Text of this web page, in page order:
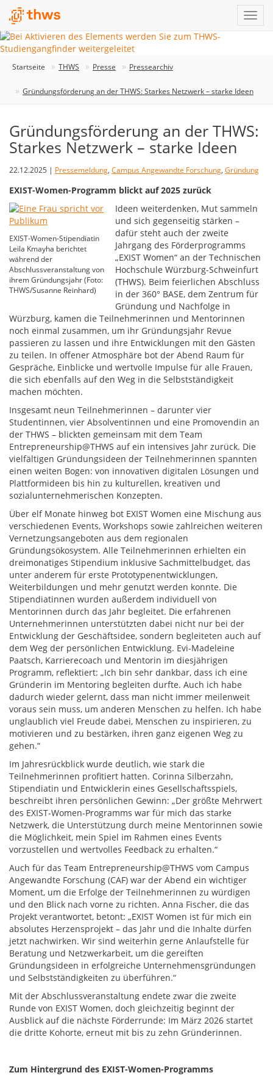
Startseite THWS Presse Pressearchiv
Gründungsförderung an der THWS: Starkes Netzwerk – starke Ideen
Gründungsförderung an der THWS:
Starkes Netzwerk – starke Ideen
22.12.2025 | Pressemeldung, Campus Angewandte Forschung, Gründung
EXIST-Women-Programm blickt auf 2025 zurück
EXIST-Women-Stipendiatin
Leila Kmayha berichtet
während der
Abschlussveranstaltung von
ihrem Gründungsjahr (Foto:
THWS/Susanne Reinhard)
Ideen weiterdenken, Mut sammeln
und sich gegenseitig stärken –
dafür steht auch der zweite
Jahrgang des Förderprogramms
„EXIST Women“ an der Technischen
Hochschule Würzburg-Schweinfurt
(THWS). Beim feierlichen Abschluss
in der 360° BASE, dem Zentrum für
Gründung und Nachfolge in
Würzburg, kamen die Teilnehmerinnen und Mentorinnen
noch einmal zusammen, um ihr Gründungsjahr Revue
passieren zu lassen und ihre Entwicklungen mit den Gästen
zu teilen. In offener Atmosphäre bot der Abend Raum für
Gespräche, Einblicke und wertvolle Impulse für alle Frauen,
die sich ebenfalls auf den Weg in die Selbstständigkeit
machen möchten.
Insgesamt neun Teilnehmerinnen – darunter vier
Studentinnen, vier Absolventinnen und eine Promovendin an
der THWS – blickten gemeinsam mit dem Team
Entrepreneurship@THWS auf ein intensives Jahr zurück. Die
vielfältigen Gründungsideen der Teilnehmerinnen spannten
einen weiten Bogen: von innovativen digitalen Lösungen und
Plattformideen bis hin zu kulturellen, kreativen und
sozialunternehmerischen Konzepten.
Über elf Monate hinweg bot EXIST Women eine Mischung aus
verschiedenen Events, Workshops sowie zahlreichen weiteren
Vernetzungsangeboten aus dem regionalen
Gründungsökosystem. Alle Teilnehmerinnen erhielten ein
dreimonatiges Stipendium inklusive Sachmittelbudget, das
unter anderem für erste Prototypenentwicklungen,
Weiterbildungen und mehr genutzt werden konnte. Die
Stipendiatinnen wurden außerdem individuell von
Mentorinnen durch das Jahr begleitet. Die erfahrenen
Unternehmerinnen unterstützten dabei nicht nur bei der
Entwicklung der Geschäftsidee, sondern begleiteten auch auf
dem Weg der persönlichen Entwicklung. Evi-Madeleine
Paatsch, Karrierecoach und Mentorin im diesjährigen
Programm, reflektiert: „Ich bin sehr dankbar, dass ich eine
Gründerin im Mentoring begleiten durfte. Auch ich habe
dadurch wieder gelernt, dass man nicht immer meilenweit
voraus sein muss, um anderen Menschen zu helfen. Ich habe
unglaublich viel Freude dabei, Menschen zu inspirieren, zu
motivieren und zu bestärken, ihren ganz eigenen Weg zu
gehen.“
Im Jahresrückblick wurde deutlich, wie stark die
Teilnehmerinnen profitiert hatten. Corinna Silberzahn,
Stipendiatin und Entwicklerin eines Gesellschaftsspiels,
beschreibt ihren persönlichen Gewinn: „Der größte Mehrwert
des EXIST-Women-Programms war für mich das starke
Netzwerk, die Unterstützung durch meine Mentorinnen sowie
die Möglichkeit, mein Spiel im Rahmen eines Events
vorzustellen und wertvolles Feedback zu erhalten.“
Auch für das Team Entrepreneurship@THWS vom Campus
Angewandte Forschung (CAF) war der Abend ein wichtiger
Moment, um die Erfolge der Teilnehmerinnen zu würdigen
und den Blick nach vorne zu richten. Anna Fischer, die das
Projekt verantwortet, betont: „EXIST Women ist für mich ein
absolutes Herzensprojekt – das Jahr und die Inhalte dürfen
jetzt nachwirken. Wir sind weiterhin gerne Anlaufstelle für
Beratung und Netzwerkarbeit, um die gereiften
Gründungsideen in erfolgreiche Unternehmensgründungen
und Selbstständigkeiten zu überführen.“
Mit der Abschlussveranstaltung endete zwar die zweite
Runde von EXIST Women, doch gleichzeitig beginnt der
Ausblick auf die nächste Förderrunde: Im März 2026 startet
die dritte Kohorte, erneut mit bis zu zehn Gründerinnen.
Zum Hintergrund des EXIST-Women-Programms